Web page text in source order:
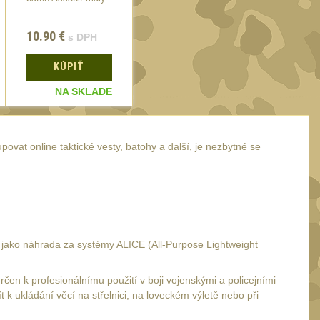
10.90 € s DPH
KÚPIŤ
NA SKLADE
Tactical I OD green-
NA SKLADE
14.35
online taktické vesty, batohy a další, je nezbytné se
náhrada za systémy ALICE (All-Purpose Lightweight
k profesionálnímu použití v boji vojenskými a policejními
ukládání věcí na střelnici, na loveckém výletě nebo při